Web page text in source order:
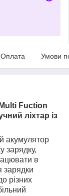
Оплата Умови
Fuction
ліхтар із
акумулятор
зарядку,
в
зарядки
різних